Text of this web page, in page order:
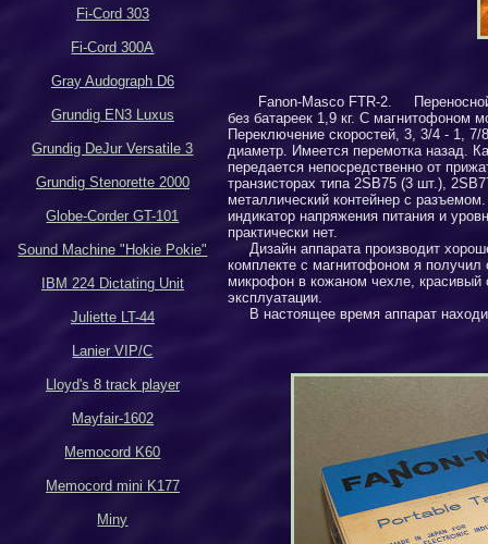
Fi-Cord 303
Fi-Cord 300A
Gray Audograph D6
Grundig EN3 Luxus
Grundig DeJur Versatile 3
Grundig Stenorette 2000
Globe-Corder GT-101
Sound Machine "Hokie Pokie"
IBM 224 Dictating Unit
Juliette LT-44
Lanier VIP/C
Lloyd's 8 track player
Mayfair-1602
Memocord K60
Memocord mini K177
Miny
Fanon-Masco FTR-2. Переносной
без батареек 1,9 кг. С магнитофоном
Переключение скоростей, 3, 3/4 - 1, 7/
диаметр. Имеется перемотка назад.
передается непосредственно от
транзисторах типа 2SB75 (3 шт.), 2SB
металлический контейнер с
индикатор напряжения питания и
практически нет.
Дизайн аппарата производит
комплекте с магнитофоном я получил
микрофон в кожаном чехле, красивый
эксплуатации.
В настоящее время аппарат